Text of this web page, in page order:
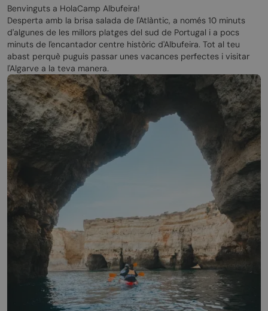
Benvinguts a HolaCamp Albufeira!
Desperta amb la brisa salada de l'Atlàntic, a només 10 minuts
d'algunes de les millors platges del sud de Portugal i a pocs
minuts de l'encantador centre històric d'Albufeira. Tot al teu
abast perquè puguis passar unes vacances perfectes i visitar
l'Algarve a la teva manera.